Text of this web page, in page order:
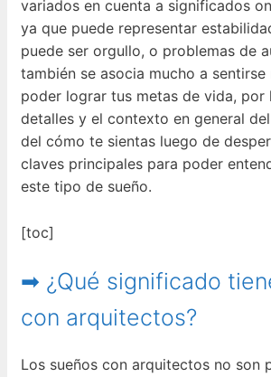
variados en cuenta a significados
ya que puede representar
puede ser orgullo, o problemas de
también se asocia mucho a
poder lograr tus metas de vida, por
detalles y el contexto en general
del cómo te sientas luego de
claves principales para poder
este tipo de sueño.
[toc]
➡ ¿Qué significado
con arquitectos?
Los sueños con arquitectos no son